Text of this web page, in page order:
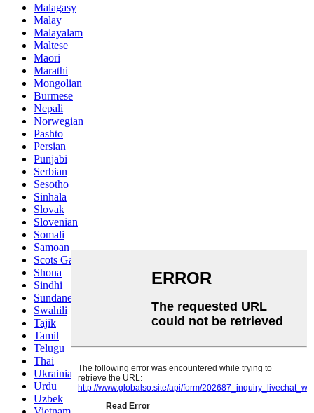
Malagasy
Malay
Malayalam
Maltese
Maori
Marathi
Mongolian
Burmese
Nepali
Norwegian
Pashto
Persian
Punjabi
Serbian
Sesotho
Sinhala
Slovak
Slovenian
Somali
Samoan
Scots Gaelic
Shona
Sindhi
Sundanese
Swahili
Tajik
Tamil
Telugu
Thai
Ukrainian
Urdu
Uzbek